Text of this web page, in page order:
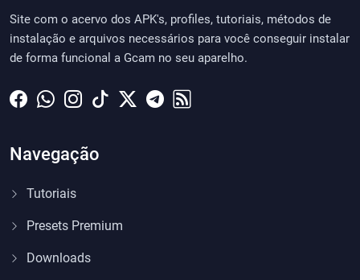
Site com o acervo dos APK's, profiles, tutoriais, métodos de
instalação e arquivos necessários para você conseguir instalar
de forma funcional a Gcam no seu aparelho.
Navegação
Tutoriais
Presets Premium
Downloads